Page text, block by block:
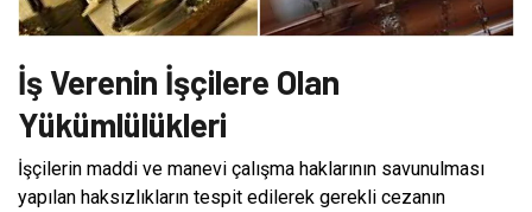
İş Verenin İşçilere Olan
Yükümlülükleri
İşçilerin maddi ve manevi çalışma haklarının savunulması
yapılan haksızlıkların tespit edilerek gerekli cezanın